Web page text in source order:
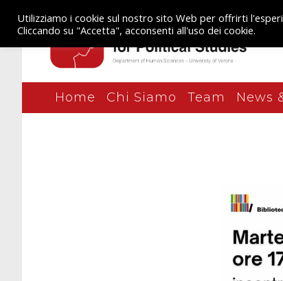
Home Chi Siamo Team News
Utilizziamo i cookie sul nostro sito Web per offrirti
Cliccando su "Accetta", acconsenti all'uso dei cookie.